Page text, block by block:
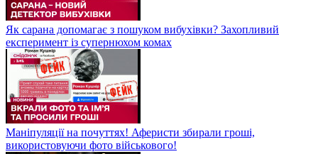
Як сарана допомагає з пошуком вибухівки? Захопливий
експеримент із супернюхом комах
Маніпуляції на почуттях! Аферисти збирали гроші,
використовуючи фото військового!